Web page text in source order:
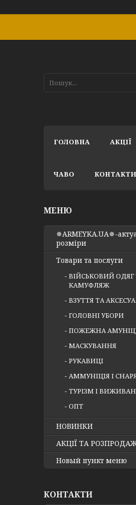
ГОЛОВНА АКЦІЇ
ЧАВО КОНТАКТИ
✵ARMEYKA.UA✵-
розміри
Товари та послуги
ВІЙСЬКОВИЙ ОДЯГ
КАМУФЛЯЖ
ВЗУТТЯ ТА
ГОЛОВНІ УБОРИ
ПОЖЕЖНА
МАСКУВАННЯ
РУКАВИЦІ
АММУНІЦІЯ І
ТУРІЗМ І
ОПТ
НОВИНКИ
АКЦІЇ ТА
Новый пункт меню
КОНТАКТИ